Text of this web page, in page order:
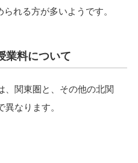
れる方が多いようです。
業料について
、関東圏と、その他の北関
なります。